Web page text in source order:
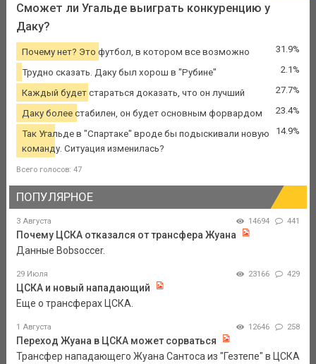
Сможет ли Угальде выиграть конкуренцию у
Даку?
Почему нет? Это футбол, в котором все возможно 31.9%
Трудно сказать. Даку был хорош в "Рубине" 2.1%
Каждый будет стараться доказать, что он лучший 27.7%
Даку более стабилен, он будет основным форвардом 23.4%
Так Угальде в "Спартаке" вроде бы подыскивали новую
команду. Ситуация изменилась?
14.9%
Всего голосов: 47
ПОПУЛЯРНОЕ
3 Августа 14694 441
Почему ЦСКА отказался от трансфера Жуана
Данные Bobsoccer.
29 Июля 23166 429
ЦСКА и новый нападающий
Еще о трансферах ЦСКА.
1 Августа 12646 258
Переход Жуана в ЦСКА может сорваться
Трансфер нападающего Жуана Сантоса из "Гезтепе" в ЦСКА